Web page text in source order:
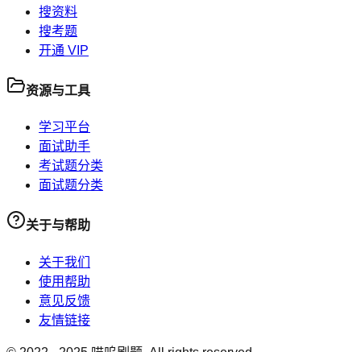
搜资料
搜考题
开通 VIP
资源与工具
学习平台
面试助手
考试题分类
面试题分类
关于与帮助
关于我们
使用帮助
意见反馈
友情链接